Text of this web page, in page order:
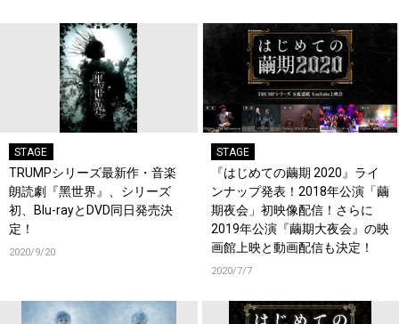
STAGE
TRUMPシリーズ最新作・音楽
朗読劇『黑世界』、シリーズ
初、Blu-rayとDVD同日発売決
定！
2020/9/20
STAGE
『はじめての繭期 2020』ライ
ンナップ発表！2018年公演「繭
期夜会」初映像配信！さらに
2019年公演『繭期大夜会』の映
画館上映と動画配信も決定！
2020/7/7